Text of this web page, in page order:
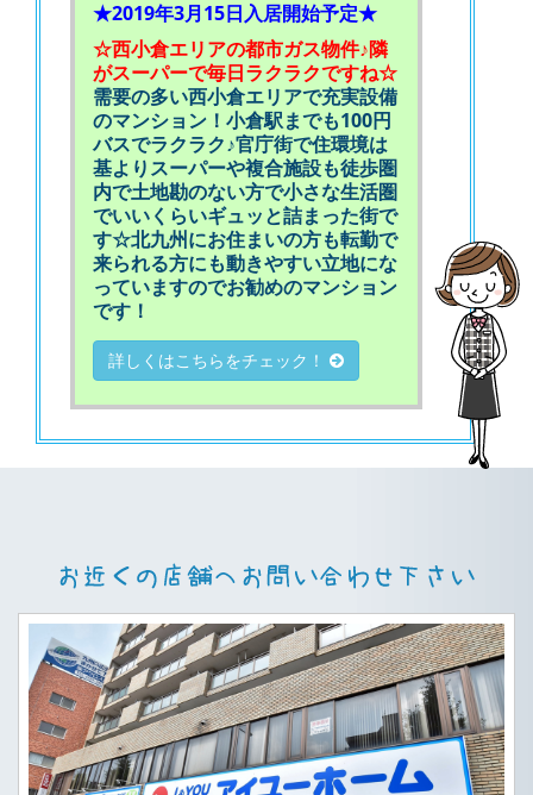
★2019年3月15日入居開始予定★
☆西小倉エリアの都市ガス物件♪隣
がスーパーで毎日ラクラクですね☆
需要の多い西小倉エリアで充実設備
のマンション！小倉駅までも100円
バスでラクラク♪官庁街で住環境は
基よりスーパーや複合施設も徒歩圏
内で土地勘のない方で小さな生活圏
でいいくらいギュッと詰まった街で
す☆北九州にお住まいの方も転勤で
来られる方にも動きやすい立地にな
っていますのでお勧めのマンション
です！
詳しくはこちらをチェック！